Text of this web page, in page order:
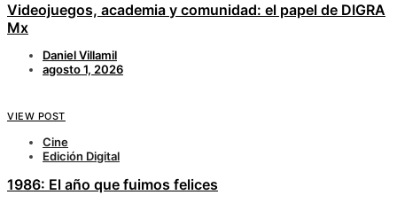
Videojuegos, academia y comunidad: el papel de DIGRA
Mx
Daniel Villamil
agosto 1, 2026
VIEW POST
Cine
Edición Digital
1986: El año que fuimos felices